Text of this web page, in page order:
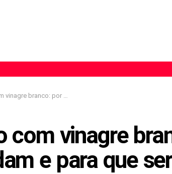
que recomendam e para que serve?
com vinagre
e para que